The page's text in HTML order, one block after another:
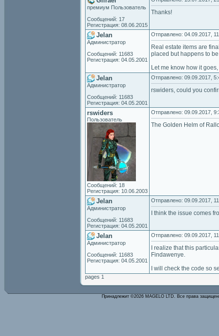
премиум Пользователь
Сообщений: 17
Регистрация: 08.06.2015
Thanks!
Jelan
Администратор
Сообщений: 11683
Регистрация: 04.05.2001
Отправлено: 04.09.2017,
Real estate items are
placed but happens to
Let me know how it
Jelan
Администратор
Сообщений: 11683
Регистрация: 04.05.2001
Отправлено: 09.09.2017,
rswiders, could you
rswiders
Пользователь
Сообщений: 18
Регистрация: 10.06.2003
Отправлено: 09.09.2017,
The Golden Helm of
Jelan
Администратор
Сообщений: 11683
Регистрация: 04.05.2001
Отправлено: 09.09.2017,
I think the issue comes
Jelan
Администратор
Сообщений: 11683
Регистрация: 04.05.2001
Отправлено: 09.09.2017,
I realize that this
Findawenye.
I will check the code so
pages 1
Принадлежит ©2026 MAGELO LTD. Все права